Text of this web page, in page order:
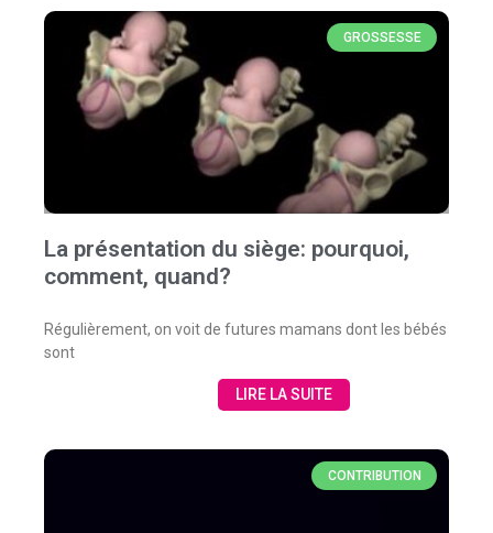
GROSSESSE
La présentation du siège: pourquoi,
comment, quand?
Régulièrement, on voit de futures mamans dont les bébés
sont
LIRE LA SUITE
CONTRIBUTION